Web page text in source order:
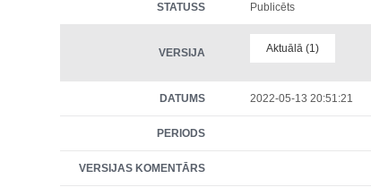
STATUSS Publicēts
VERSIJA Aktuālā (1)
DATUMS 2022-05-13 20:51:21
PERIODS
VERSIJAS KOMENTĀRS